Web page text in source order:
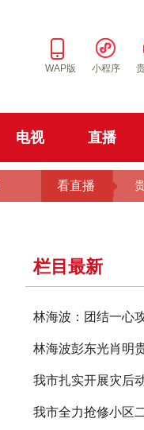
WAP版 小程序
电视 直播
看直播
栏目最新
我市扎实开展灾后